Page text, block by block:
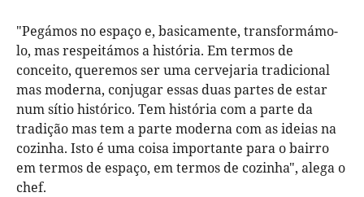
"Pegámos no espaço e, basicamente, transformámo-
lo, mas respeitámos a história. Em termos de
conceito, queremos ser uma cervejaria tradicional
mas moderna, conjugar essas duas partes de estar
num sítio histórico. Tem história com a parte da
tradição mas tem a parte moderna com as ideias na
cozinha. Isto é uma coisa importante para o bairro
em termos de espaço, em termos de cozinha", alega o
chef.